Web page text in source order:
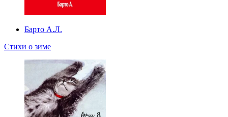
Барто А.Л.
Стихи о зиме